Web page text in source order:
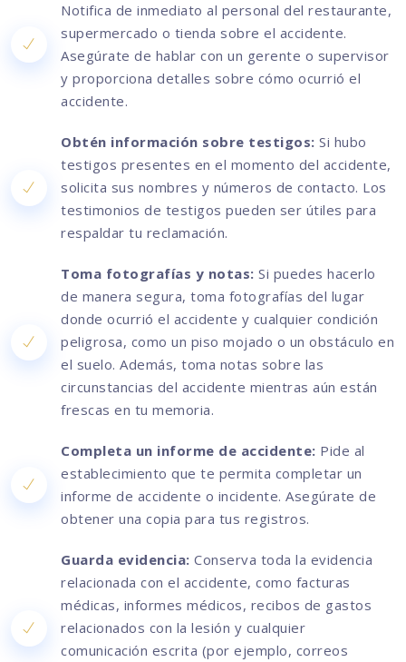
Notifica de inmediato al personal del restaurante,
supermercado o tienda sobre el accidente.
Asegúrate de hablar con un gerente o supervisor
y proporciona detalles sobre cómo ocurrió el
accidente.
Obtén información sobre testigos: Si hubo
testigos presentes en el momento del accidente,
solicita sus nombres y números de contacto. Los
testimonios de testigos pueden ser útiles para
respaldar tu reclamación.
Toma fotografías y notas: Si puedes hacerlo
de manera segura, toma fotografías del lugar
donde ocurrió el accidente y cualquier condición
peligrosa, como un piso mojado o un obstáculo en
el suelo. Además, toma notas sobre las
circunstancias del accidente mientras aún están
frescas en tu memoria.
Completa un informe de accidente: Pide al
establecimiento que te permita completar un
informe de accidente o incidente. Asegúrate de
obtener una copia para tus registros.
Guarda evidencia: Conserva toda la evidencia
relacionada con el accidente, como facturas
médicas, informes médicos, recibos de gastos
relacionados con la lesión y cualquier
comunicación escrita (por ejemplo, correos